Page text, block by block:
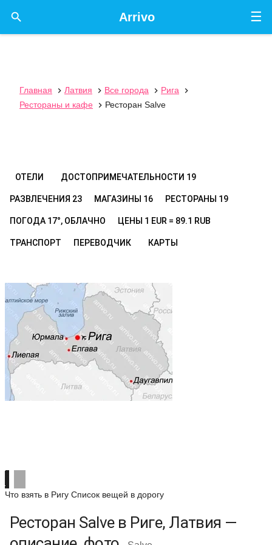
☰
Arrivo

Главная  Латвия  Все города  Рига

Рестораны и кафе
 Ресторан Salve
ОТЕЛИ ДОСТОПРИМЕЧАТЕЛЬНОСТИ 19
РАЗВЛЕЧЕНИЯ 23 МАГАЗИНЫ 16 РЕСТОРАНЫ 19
ПОГОДА 17°, ОБЛАЧНО ЦЕНЫ 1 EUR = 89.1 RUB
ТРАНСПОРТ ПЕРЕВОДЧИК КАРТЫ
Что взять в Ригу Список вещей в дорогу
Ресторан Salve в Риге, Латвия —